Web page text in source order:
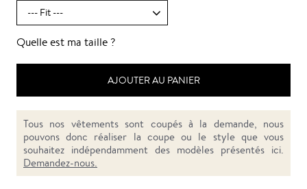
Quelle est ma taille ?
AJOUTER AU PANIER
Tous nos vêtements sont coupés à la demande, nous
pouvons donc réaliser la coupe ou le style que vous
souhaitez indépendamment des modèles présentés ici.
Demandez-nous.